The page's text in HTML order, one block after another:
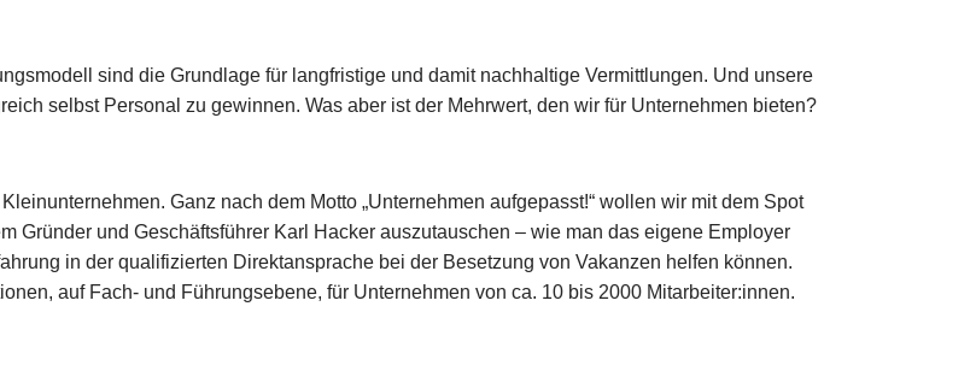
sind die Grundlage für langfristige und damit nachhaltige Vermittlungen. Und unsere
selbst Personal zu gewinnen. Was aber ist der Mehrwert, den wir für Unternehmen bieten?
Ganz nach dem Motto „Unternehmen aufgepasst!“ wollen wir mit dem Spot
Gründer und Geschäftsführer Karl Hacker auszutauschen – wie man das eigene Employer
in der qualifizierten Direktansprache bei der Besetzung von Vakanzen helfen können.
auf Fach- und Führungsebene, für Unternehmen von ca. 10 bis 2000 Mitarbeiter:innen.